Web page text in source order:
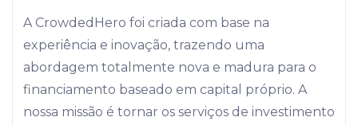
A CrowdedHero foi criada com base na
experiência e inovação, trazendo uma
abordagem totalmente nova e madura para o
financiamento baseado em capital próprio. A
nossa missão é tornar os serviços de investimento